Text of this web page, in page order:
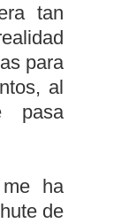
tan
para
al
pasa
ha
de